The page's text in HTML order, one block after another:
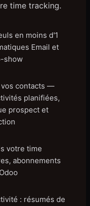
time tracking.
en moins d'1
Email et
show
vos contacts —
planifiées,
prospect et
votre time
abonnements
: résumés de